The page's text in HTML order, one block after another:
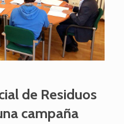
de Residuos
campaña